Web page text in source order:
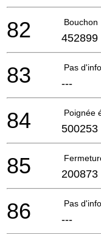
Bouchon
82 452899
Pas
83 ---
Poignée
84 500253
85 200873
Pas
86 ---